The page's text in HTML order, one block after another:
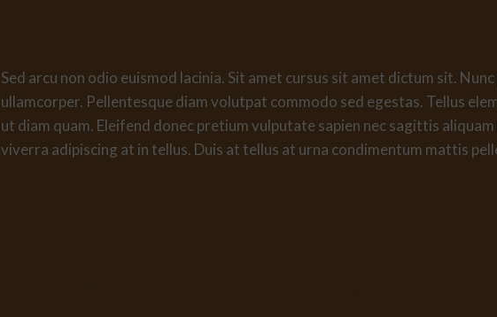
Sed arcu non odio euismod lacinia. Sit amet cursus sit amet dictum sit.
ullamcorper. Pellentesque diam volutpat commodo sed egestas. Tellus
ut diam quam. Eleifend donec pretium vulputate sapien nec sagittis
viverra adipiscing at in tellus. Duis at tellus at urna condimentum mattis